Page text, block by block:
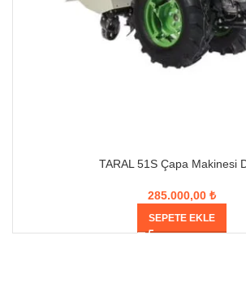
TARAL 51S Çapa Makinesi
285.000,00 ₺
SEPETE EKLE